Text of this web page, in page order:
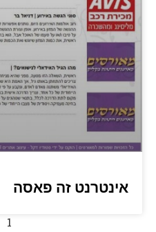
אינטרנט זה פאסה
1